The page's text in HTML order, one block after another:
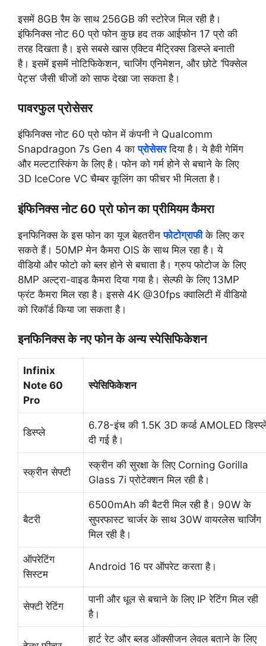
इसमें 8GB रैम के साथ 256GB की स्टोरेज मिल रही है।
इंफिनिक्स नोट 60 प्रो फोन कुछ हद तक आईफोन 17 प्रो की
तरह दिखता है। इसे सबसे खास एक्टिव मैट्रिक्स डिस्प्ले बनाती
है। इसमें इसमें नोटिफिकेशन, चार्जिंग एनिमेशन, और छोटे ‘पिक्सेल
पेट्स’ जैसी चीजों को साफ देखा जा सकता है।
पावरफुल प्रोसेसर
इंफिनिक्स नोट 60 प्रो फोन में कंपनी ने Qualcomm
Snapdragon 7s Gen 4 काप्रोसेसर दिया है। ये हैवी गेमिंग
और मल्टटास्किंग के लिए है। फोन को गर्म होने से बचाने के लिए
3D IceCore VC चैम्बर कूलिंग का फीचर भी मिलता है।
इंफिनिक्स नोट 60 प्रो फोन का प्रीमियम कैमरा
इनफिनिक्स के इस फोन का यूज बेहतरीनफोटोग्राफीके लिए कर
सकते हैं। 50MP मेन कैमरा OIS के साथ मिल रहा है। ये
वीडियो और फोटो को ब्लर होने से बचाता है। ग्रुप फोटोज के लिए
8MP अल्ट्रा-वाइड कैमरा दिया गया है। सेल्फी के लिए 13MP
फ्रंट कैमरा मिल रहा है। इससे 4K @30fps क्वालिटी में वीडियो
को रिकॉर्ड किया जा सकता है।
इनफिनिक्स के नए फोन के अन्य स्पेसिफिकेशन
Infinix
Note 60
Pro
स्पेसिफिकेशन
डिस्प्ले
6.78-इंच की 1.5K 3D कर्व्ड AMOLED
दी गई है।
स्क्रीन सेफ्टी
स्क्रीन की सुरक्षा के लिए Corning Gorilla
Glass 7i प्रोटेक्शन मिल रही है।
बैटरी
6500mAh की बैटरी मिल रही है। 90W के
सुपरफास्ट चार्जर के साथ 30W वायरलेस चार्जिंग
मिल रही है।
ऑपरेटिंग
सिस्टम
Android 16 पर ऑपरेट करता है।
सेफ्टी रेटिंग
पानी और धूल से बचाने के लिए IP रेटिंग मिल रही
है।
हार्ट रेट और ब्लड ऑक्सीजन लेवल बताने के लिए